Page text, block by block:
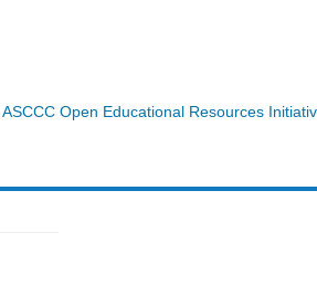
ASCCC Open Educational Resources